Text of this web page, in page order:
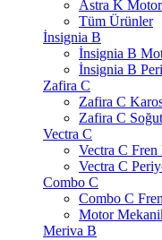
Astra K
Tüm Ürünler
İnsignia B
İnsignia B
İnsignia B
Zafira C
Zafira C
Zafira C
Vectra C
Vectra C Fren
Vectra C
Combo C
Combo C
Motor
Meriva B